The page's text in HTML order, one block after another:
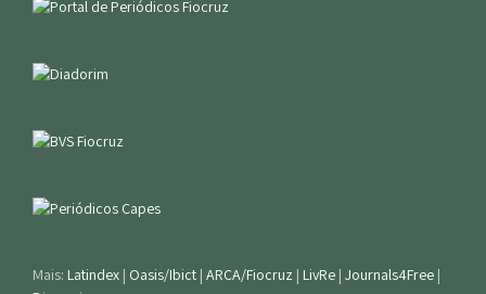
Mais: Latindex | Oasis/Ibict | ARCA/Fiocruz | LivRe | Journals4Free |